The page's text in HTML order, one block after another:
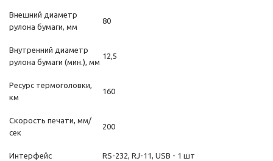
Внешний диаметр
рулона бумаги, мм
80
Внутренний диаметр
рулона бумаги (мин.), мм
12,5
Ресурс термоголовки,
км
160
Скорость печати, мм/
сек
200
Интерфейс RS-232, RJ-11, USB - 1 шт